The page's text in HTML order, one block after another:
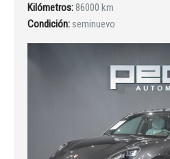
Kilómetros: 86000 km
Condición: seminuevo